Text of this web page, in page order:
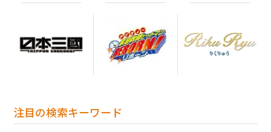
注目の検索キーワード